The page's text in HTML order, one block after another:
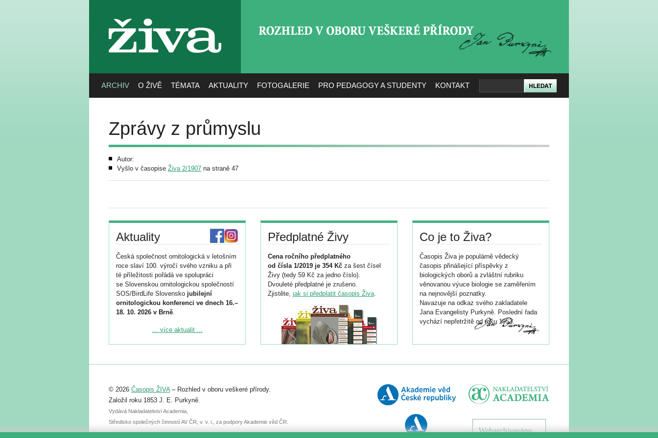
živa
ARCHIV O ŽIVĚ TÉMATA AKTUALITY FOTOGALERIE PRO PEDAGOGY A STUDENTY KONTAKT
Zprávy z průmyslu
Autor:
Vyšlo v časopise Živa 2/1907 na straně 47
Aktuality
Česká společnost ornitologická v letošním
roce slaví 100. výročí svého vzniku a při
té příležitosti pořádá ve spolupráci
se Slovenskou ornitologickou společností
SOS/BirdLife Slovensko jubilejní
ornitologickou konferenci ve dnech 16.–
18. 10. 2026 v Brně.
Podrobnější informace ke konferenci
Registrovat se můžete do 6. září.
abstraktu přihlášené přednášky nebo
posteru je už 30. června.
... více aktualit ...
Předplatné Živy
Cena ročního předplatného
od čísla 1/2019 je 354 Kč za šest čísel
Živy (tedy 59 Kč za jedno číslo).
Dvouleté předplatné je zrušeno.
Zjistěte, jak si předplatit časopis Živa.
Co je to Živa?
Časopis Živa je populárně vědecký
časopis přinášející příspěvky z
biologických oborů a zvláštní rubriku
věnovanou výuce biologie se zaměřením
na nejnovější poznatky.
Navazuje na odkaz svého zakladatele
Jana Evangelisty Purkyně. Poslední řada
vychází nepřetržitě od roku 1953.
© 2026 Časopis ŽIVA– Rozhled v oboru veškeré přírody.
Založil roku 1853 J. E. Purkyně.
Vydává Nakladatelství Academia,
Středisko společných činností AV ČR, v. v. i., za podpory Akademie věd ČR.